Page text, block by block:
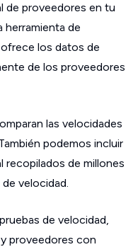
de proveedores en tu
herramienta de
los datos de
de los proveedores
las velocidades
podemos incluir
recopilados de millones
velocidad.
de velocidad,
proveedores con